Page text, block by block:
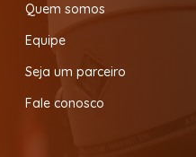
Quem somos
Equipe
Seja um parceiro
Fale conosco